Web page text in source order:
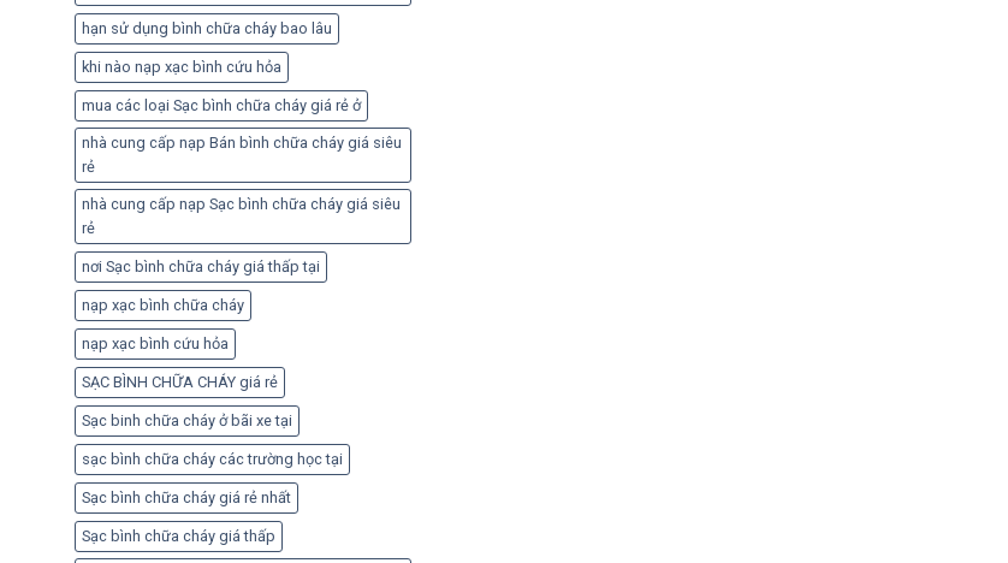
hạn sử dụng bình chữa cháy bao lâu
khi nào nạp xạc bình cứu hỏa
mua các loại Sạc bình chữa cháy giá rẻ ở
nhà cung cấp nạp Bán bình chữa cháy giá siêu
rẻ
nhà cung cấp nạp Sạc bình chữa cháy giá siêu
rẻ
nơi Sạc bình chữa cháy giá thấp tại
nạp xạc bình chữa cháy
nạp xạc bình cứu hỏa
SẠC BÌNH CHỮA CHÁY giá rẻ
Sạc binh chữa cháy ở bãi xe tại
sạc bình chữa cháy các trường học tại
Sạc bình chữa cháy giá rẻ nhất
Sạc bình chữa cháy giá thấp